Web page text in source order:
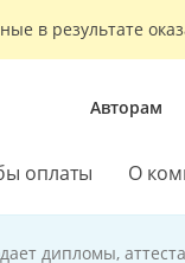
в результате
Авторам
оплаты О
дипломы,